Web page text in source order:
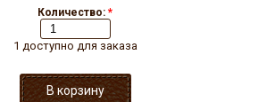
Количество: *
1 доступно для заказа